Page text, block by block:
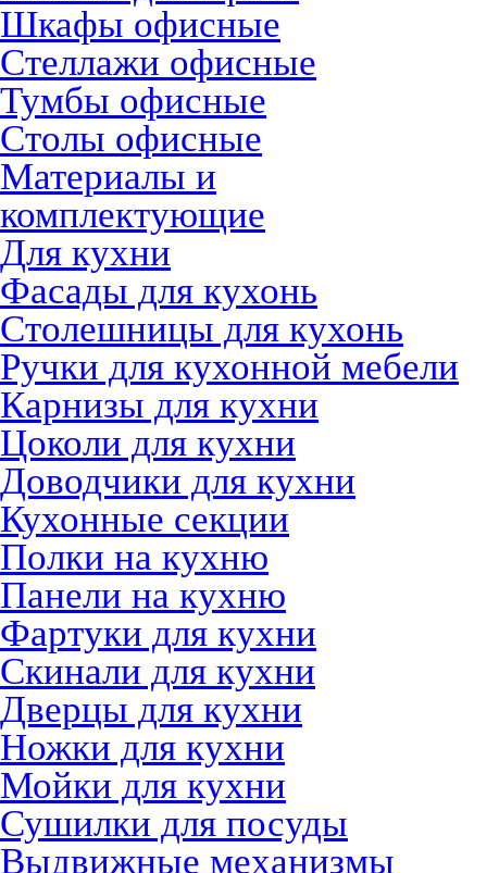
Шкафы офисные
Стеллажи офисные
Тумбы офисные
Столы офисные
Материалы и
комплектующие
Для кухни
Фасады для кухонь
Столешницы для кухонь
Ручки для кухонной мебели
Карнизы для кухни
Цоколи для кухни
Доводчики для кухни
Кухонные секции
Полки на кухню
Панели на кухню
Фартуки для кухни
Скинали для кухни
Дверцы для кухни
Ножки для кухни
Мойки для кухни
Сушилки для посуды
Выдвижные механизмы